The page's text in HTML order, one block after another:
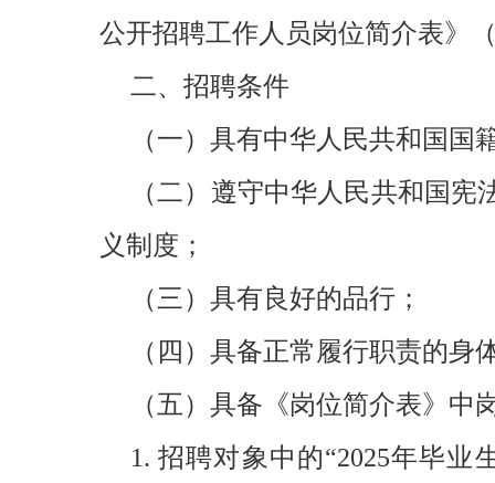
公开招聘工作人员岗位简介表》
二、招聘条件
（一）具有中华人民共和国国
（二）遵守中华人民共和国
义制度；
（三）具有良好的品行；
（四）具备正常履行职责的身
（五）具备《岗位简介表》中
1. 招聘对象中的“2025年毕业